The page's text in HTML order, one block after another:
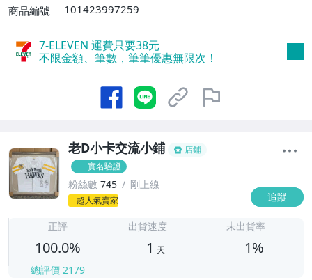
商品編號
101423997259
7-ELEVEN 運費只要38元
不限金額、筆數，筆筆優惠無限次！
老D小卡交流小鋪
店鋪
實名驗證
粉絲數 745 剛上線
超人氣賣家 追蹤
正評
100.0%
總評價 2179
出貨速度
1 天
未出貨率
1%